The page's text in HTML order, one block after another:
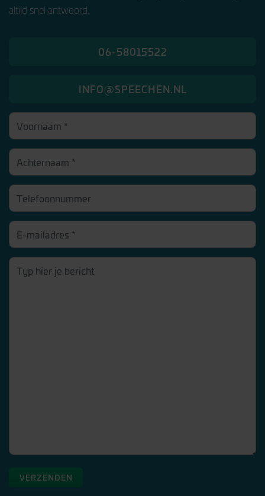
altijd snel antwoord.
06-58015522
INFO@SPEECHEN.NL
VERZENDEN